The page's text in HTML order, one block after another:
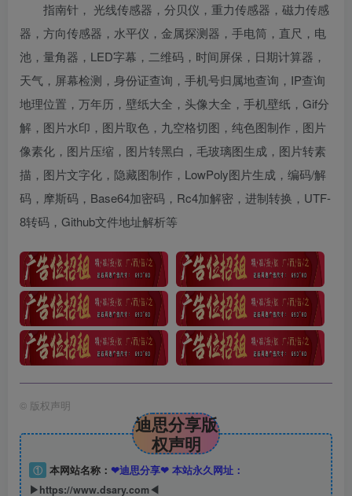
指南针， 光线传感器，分贝仪，重力传感器，磁力传感
器，方向传感器，水平仪，金属探测器，手电筒，直尺，电
池，量角器，LED字幕，二维码，时间屏保，日期计算器，
天气，屏幕检测，身份证查询，手机号归属地查询，IP查询
地理位置，万年历，壁纸大全，头像大全，手机壁纸，Gif分
解，图片水印，图片取色，九空格切图，纯色图制作，图片
像素化，图片压缩，图片转黑白，毛玻璃图生成，图片转素
描，图片文字化，隐藏图制作，LowPoly图片生成，编码/解
码，摩斯码，Base64加密码，Rc4加解密，进制转换，UTF-
8转码，Github文件地址解析等
© 版权声明
迪思分享版
权声明
① 本网站名称： ❤迪思分享❤ 本站永久网址：
▶https://www.dsary.com◀